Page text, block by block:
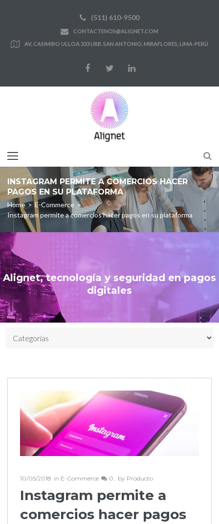
(511) 610-9500
CONTACTENOS@ALIGNET.COM
AV, CASIMIRO ULLOA 333 URB. SAN ANTONIO, MIRAFLORES, LIMA-PERÚ
INSTAGRAM PERMITE A COMERCIOS HACER
PAGOS EN SU PLATAFORMA
Home > E-Commerce >
Instagram permite a comercios hacer pagos en su plataforma
Alignet, tecnología y seguridad en pagos
digitales
10/05/2018 in E-Commerce 0 by Producto
Instagram permite a
comercios hacer pagos